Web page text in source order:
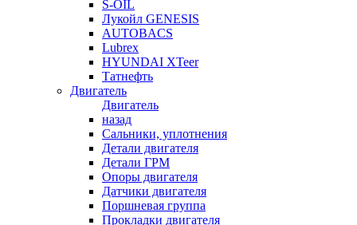
S-OIL
Лукойл GENESIS
AUTOBACS
Lubrex
HYUNDAI XTeer
Татнефть
Двигатель
Двигатель
назад
Сальники, уплотнения
Детали двигателя
Детали ГРМ
Опоры двигателя
Датчики двигателя
Поршневая группа
Прокладки двигателя